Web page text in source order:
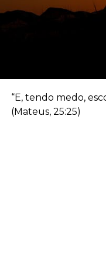
“E, tendo medo,
(Mateus, 25:25)